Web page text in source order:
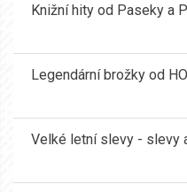
Knižní hity od Paseky a
Legendární brožky od
Velké letní slevy - slevy